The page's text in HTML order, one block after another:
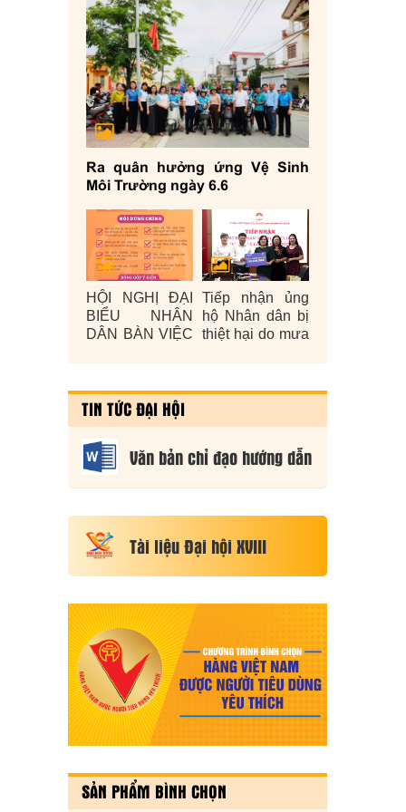
Ra quân hưởng ứng Vệ Sinh
Môi Trường ngày 6.6
HỘI NGHỊ ĐẠI
BIỂU NHÂN
DÂN BÀN VIỆC
VĂN HÓA Ở
CƠ SỞ NĂM
2026
Tiếp nhận ủng
hộ Nhân dân bị
thiệt hại do mưa
TIN TỨC ĐẠI HỘI
Văn bản chỉ đạo hướng dẫn
Tài liệu Đại hội XVIII
SẢN PHẨM BÌNH CHỌN